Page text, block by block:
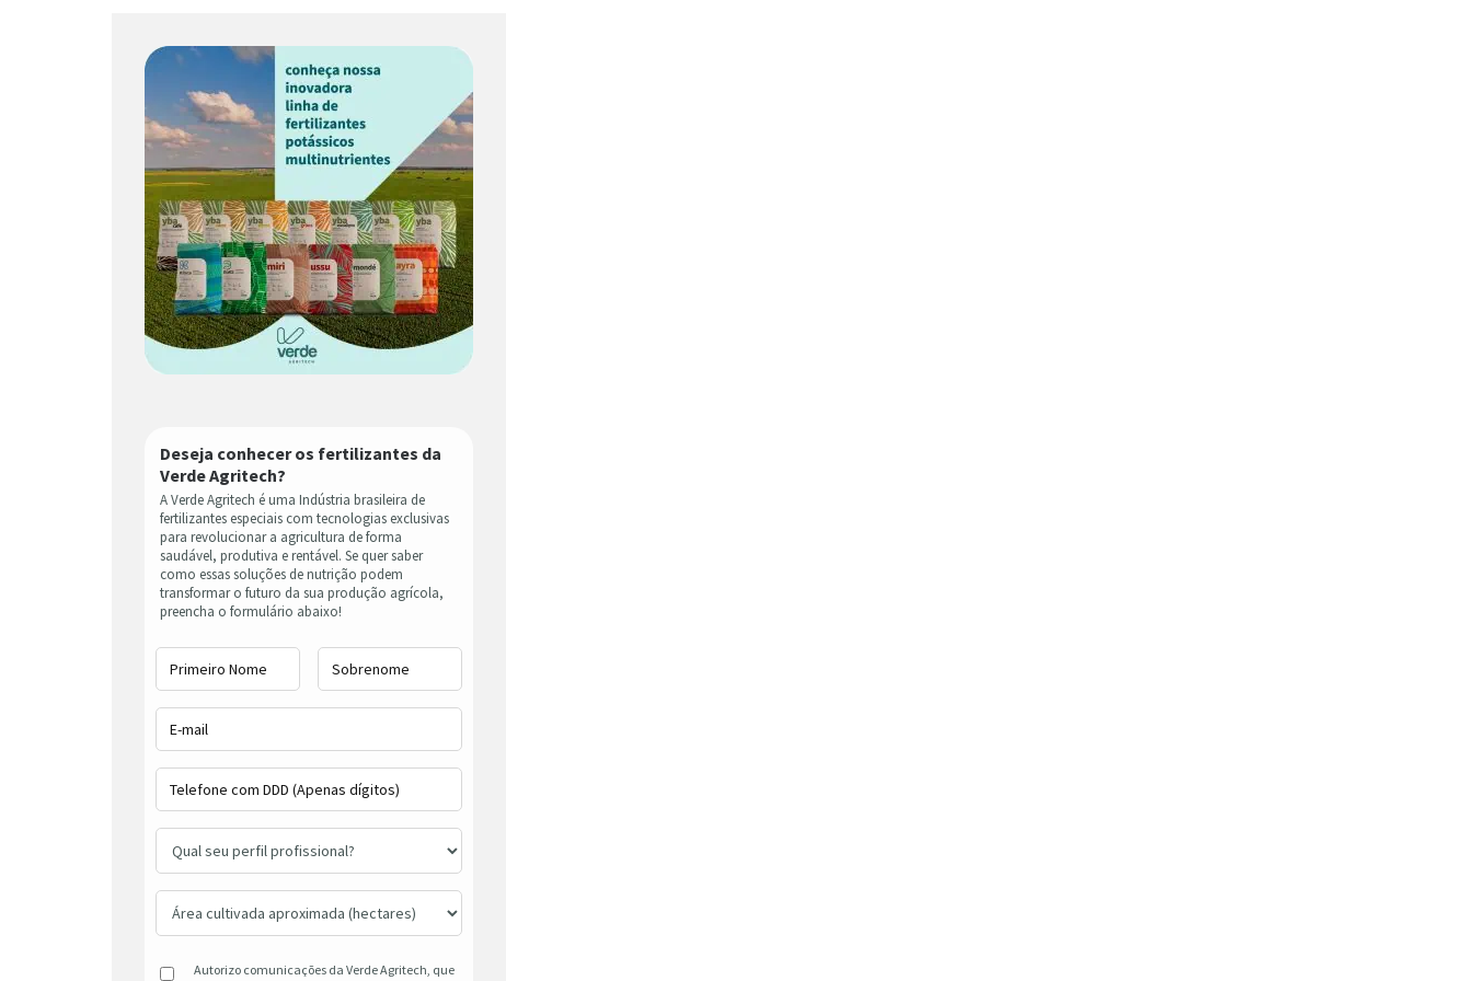
Deseja conhecer os fertilizantes da
Verde Agritech?
A Verde Agritech é uma Indústria brasileira de
fertilizantes especiais com tecnologias exclusivas
para revolucionar a agricultura de forma
saudável, produtiva e rentável. Se quer saber
como essas soluções de nutrição podem
transformar o futuro da sua produção agrícola,
preencha o formulário abaixo!
Autorizo comunicações da Verde Agritech, que